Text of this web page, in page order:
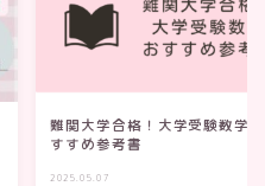
難関大学合格！大学受験数学
すすめ参考書
2025.05.07